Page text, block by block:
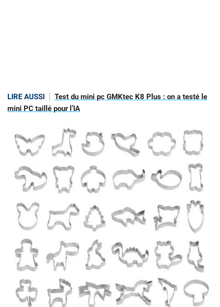
LIRE AUSSI
Test du mini pc GMKtec K8 Plus : on a testé le
mini PC taillé pour l’IA